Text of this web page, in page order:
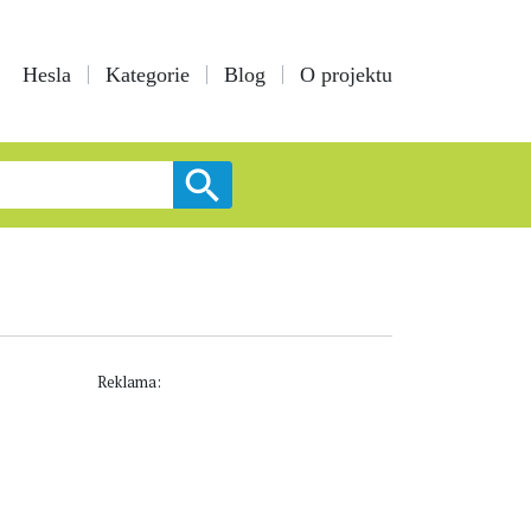
Hesla Kategorie Blog O projektu
Reklama: